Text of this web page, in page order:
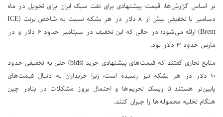
بر اساس گزارش‌ها، قیمت پیشنهادی برای نفت سبک ایران برای تحویل در ماه
دسامبر با تخفیفی بیش از ۸ دلار در هر بشکه نسبت به شاخص برنت (ICE
Brent) ارائه می‌شود؛ در حالی که این تخفیف در سپتامبر حدود ۶ دلار و در
مارس حدود ۳ دلار بود.
منابع تجاری گفتند که قیمت‌های پیشنهادی خرید (bids) حتی به تخفیفی حدود
۱۰ دلار در هر بشکه نیز رسیده است، زیرا خریداران به دنبال قیمت‌های
پایین‌تر هستند تا ریسک تحریم‌ها و احتمال بروز مشکلات در بنادر چین
هنگام تخلیه محموله‌ها را جبران کنند.